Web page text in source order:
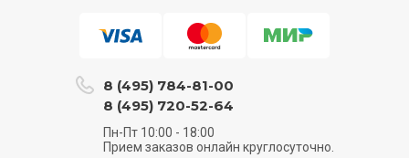
8 (495) 784-81-00
8 (495) 720-52-64
Пн-Пт 10:00 - 18:00
Прием заказов онлайн круглосуточно.